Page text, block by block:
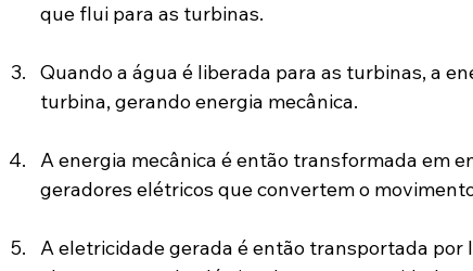
que flui para as turbinas.
Quando a água é liberada para as turbinas, a
turbina, gerando energia mecânica.
A energia mecânica é então transformada em
geradores elétricos que convertem o
A eletricidade gerada é então transportada por